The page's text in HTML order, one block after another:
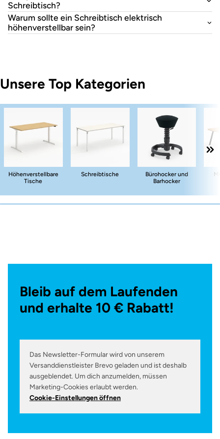
Schreibtisch?
Warum sollte ein Schreibtisch elektrisch
höhenverstellbar sein?
Unsere Top Kategorien
Höhenverstellbare
Tische
Schreibtische
Bürohocker und
Barhocker
Bleib auf dem Laufenden
und erhalte 10 € Rabatt!
Das Newsletter-Formular wird von unserem
Versanddienstleister Brevo geladen und ist deshalb
ausgeblendet. Um dich anzumelden, müssen
Marketing-Cookies erlaubt werden.
Cookie-Einstellungen öffnen